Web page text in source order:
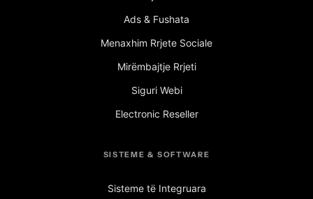
Ads & Fushata
Menaxhim Rrjete Sociale
Mirëmbajtje Rrjeti
Siguri Webi
Electronic Reseller
SISTEME & SOFTWARE
Sisteme të Integruara